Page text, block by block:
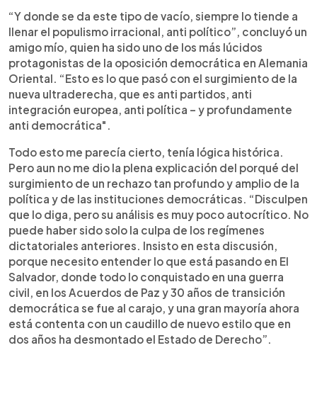
“Y donde se da este tipo de vacío, siempre lo tiende a
llenar el populismo irracional, anti político”, concluyó un
amigo mío, quien ha sido uno de los más lúcidos
protagonistas de la oposición democrática en Alemania
Oriental. “Esto es lo que pasó con el surgimiento de la
nueva ultraderecha, que es anti partidos, anti
integración europea, anti política – y profundamente
anti democrática".
Todo esto me parecía cierto, tenía lógica histórica.
Pero aun no me dio la plena explicación del porqué del
surgimiento de un rechazo tan profundo y amplio de la
política y de las instituciones democráticas. “Disculpen
que lo diga, pero su análisis es muy poco autocrítico. No
puede haber sido solo la culpa de los regímenes
dictatoriales anteriores. Insisto en esta discusión,
porque necesito entender lo que está pasando en El
Salvador, donde todo lo conquistado en una guerra
civil, en los Acuerdos de Paz y 30 años de transición
democrática se fue al carajo, y una gran mayoría ahora
está contenta con un caudillo de nuevo estilo que en
dos años ha desmontado el Estado de Derecho”.